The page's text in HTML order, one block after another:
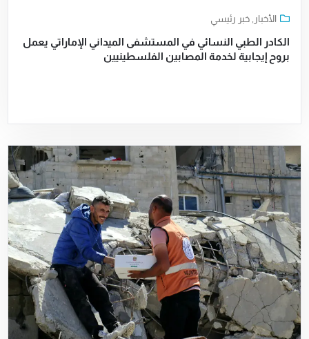
الأخبار ,خبر رئيسي
الكادر الطبي النسائي في المستشفى الميداني الإماراتي يعمل
بروح إيجابية لخدمة المصابين الفلسطينيين